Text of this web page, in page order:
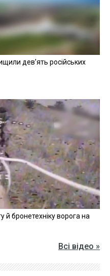
девʼять російських
й бронетехніку ворога на
Всі відео »